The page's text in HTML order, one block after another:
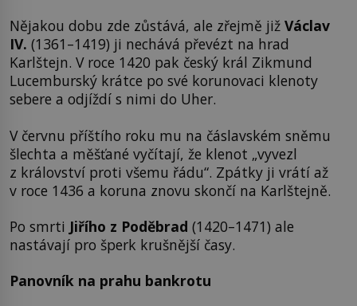
Nějakou dobu zde zůstává, ale zřejmě již Václav
IV. (1361–1419) ji nechává převézt na hrad
Karlštejn. V roce 1420 pak český král Zikmund
Lucemburský krátce po své korunovaci klenoty
sebere a odjíždí s nimi do Uher.
V červnu příštího roku mu na čáslavském sněmu
šlechta a měšťané vyčítají, že klenot „vyvezl
z království proti všemu řádu“. Zpátky ji vrátí až
v roce 1436 a koruna znovu skončí na Karlštejně.
Po smrti Jiřího z Poděbrad (1420–1471) ale
nastávají pro šperk krušnější časy.
Panovník na prahu bankrotu